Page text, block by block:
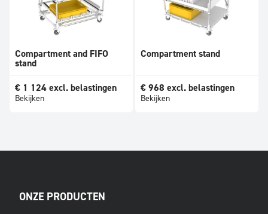
Compartment and FIFO
stand
€ 1 124 excl. belastingen
Bekijken
Compartment stand
€ 968 excl. belastingen
Bekijken
ONZE PRODUCTEN